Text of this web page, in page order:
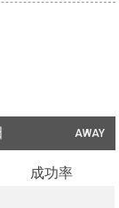
AWAY
成功率